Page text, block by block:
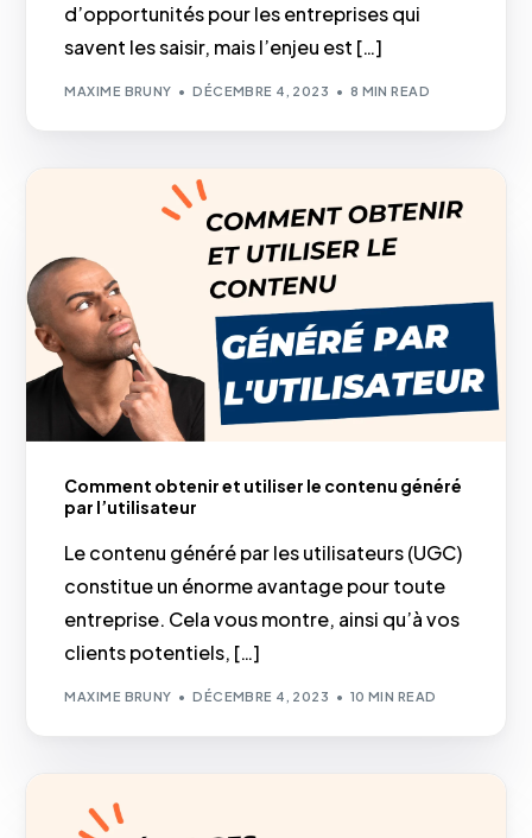
d’opportunités pour les entreprises qui
savent les saisir, mais l’enjeu est […]
MAXIME BRUNY DÉCEMBRE 4, 2023 8 MIN READ
Comment obtenir et utiliser le contenu généré
par l’utilisateur
Le contenu généré par les utilisateurs (UGC)
constitue un énorme avantage pour toute
entreprise. Cela vous montre, ainsi qu’à vos
clients potentiels, […]
MAXIME BRUNY DÉCEMBRE 4, 2023 10 MIN READ